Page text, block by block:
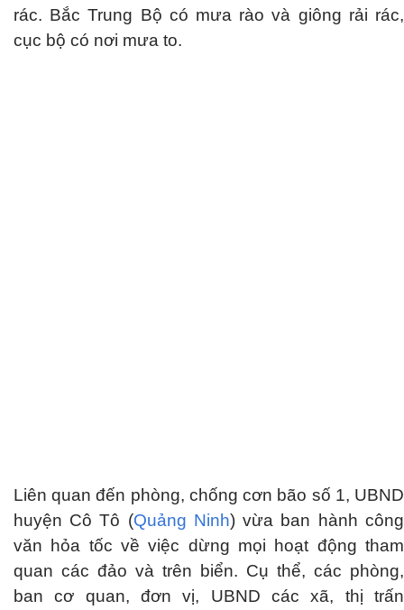
rác. Bắc Trung Bộ có mưa rào và giông rải rác,
cục bộ có nơi mưa to.
Liên quan đến phòng, chống cơn bão số 1, UBND
huyện Cô Tô (Quảng Ninh) vừa ban hành công
văn hỏa tốc về việc dừng mọi hoạt động tham
quan các đảo và trên biển. Cụ thể, các phòng,
ban cơ quan, đơn vị, UBND các xã, thị trấn